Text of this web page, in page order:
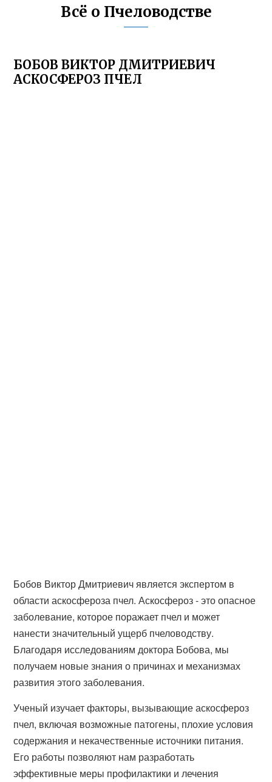
Всё о Пчеловодстве
БОБОВ ВИКТОР ДМИТРИЕВИЧ
АСКОСФЕРОЗ ПЧЕЛ
Бобов Виктор Дмитриевич является экспертом в
области аскосфероза пчел. Аскосфероз - это опасное
заболевание, которое поражает пчел и может
нанести значительный ущерб пчеловодству.
Благодаря исследованиям доктора Бобова, мы
получаем новые знания о причинах и механизмах
развития этого заболевания.
Ученый изучает факторы, вызывающие аскосфероз
пчел, включая возможные патогены, плохие условия
содержания и некачественные источники питания.
Его работы позволяют нам разработать
эффективные меры профилактики и лечения